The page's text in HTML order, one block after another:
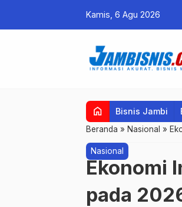
Kamis, 6 Agu 2026
home Bisnis Jambi
Beranda » Nasional »
Nasional
Ekonomi
pada